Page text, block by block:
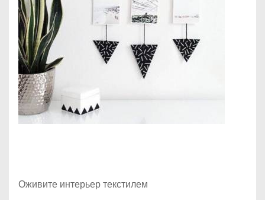
Оживите интерьер текстилем